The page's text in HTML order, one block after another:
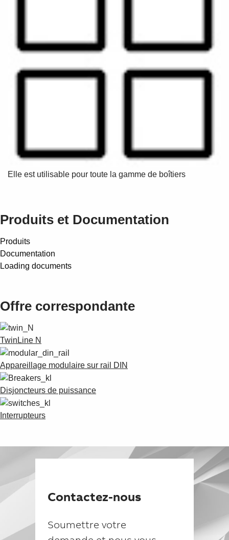
Elle est utilisable pour toute la gamme de boîtiers
Produits et Documentation
Produits
Documentation
Loading documents
Offre correspondante
TwinLine N
Appareillage modulaire sur rail DIN
Disjoncteurs de puissance
Interrupteurs
Contactez-nous
Soumettre votre